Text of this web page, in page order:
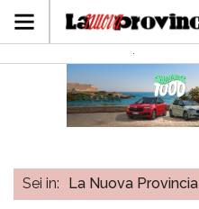
Sei in: La Nuova Provincia